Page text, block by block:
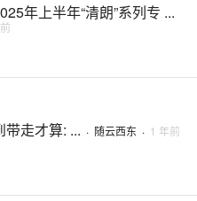
年上半年“清朗”系列专 ...
走才算: ... · 随云西东 · 1 年前